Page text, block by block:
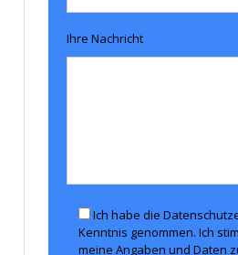
Ihre Nachricht
Ich habe die
Kenntnis genommen. Ich
meine Angaben und Daten